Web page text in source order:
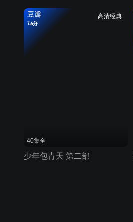
高清经典
豆瓣
7.6分
40集全
少年包青天 第二部